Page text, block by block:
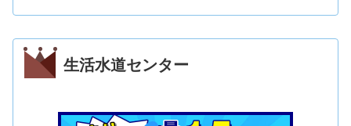
生活水道センター